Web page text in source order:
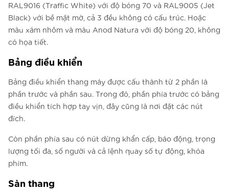
RAL9016 (Traffic White) với độ bóng 70 và RAL9005 (Jet
Black) với bề mặt mờ, cả 3 đều không có cấu trúc. Hoặc
màu xám nhôm và màu Anod Natura với độ bóng 20, không
có họa tiết.
Bảng điều khiển
Bảng điều khiển thang máy được cấu thành từ 2 phần là
phần trước và phần sau. Trong đó, phần phía trước có bảng
điều khiển tích hợp tay vịn, đây cũng là nơi đặt các nút
đích.
Còn phần phía sau có nút dừng khẩn cấp, báo động, trọng
lượng tối đa, số người và cả lệnh quay số tự động, khóa
phím.
Sàn thang